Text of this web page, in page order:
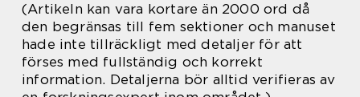
(Artikeln kan vara kortare än 2000 ord då
den begränsas till fem sektioner och manuset
hade inte tillräckligt med detaljer för att
förses med fullständig och korrekt
information. Detaljerna bör alltid verifieras av